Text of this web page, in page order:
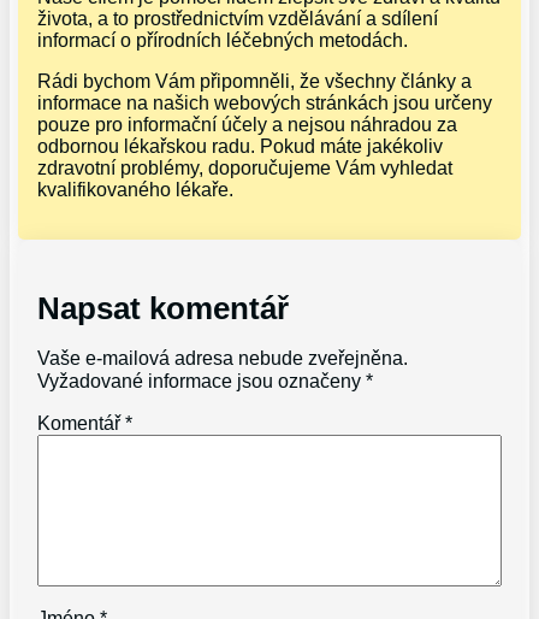
života, a to prostřednictvím vzdělávání a sdílení
informací o přírodních léčebných metodách.
Rádi bychom Vám připomněli, že všechny články a
informace na našich webových stránkách jsou určeny
pouze pro informační účely a nejsou náhradou za
odbornou lékařskou radu. Pokud máte jakékoliv
zdravotní problémy, doporučujeme Vám vyhledat
kvalifikovaného lékaře.
Napsat komentář
Vaše e-mailová adresa nebude zveřejněna.
Vyžadované informace jsou označeny*
Komentář*